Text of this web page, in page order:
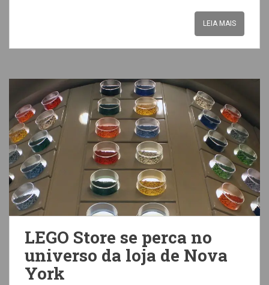
LEIA MAIS
LEGO Store se perca no
universo da loja de Nova
York